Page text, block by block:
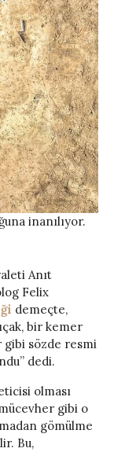
inanılıyor.
Anıt
Felix
demeçte,
bir kemer
gibi sözde resmi
dedi.
olması
gibi o
gömülme
Bu,